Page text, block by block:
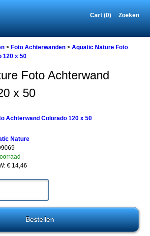
Cart (0) Zoeken
>Foto Achterwanden >Aquatic Nature Foto
120 x 50
Foto Achterwand
x 50
Nature
€ 14,46